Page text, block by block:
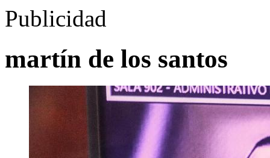
Publicidad
martín de los santos